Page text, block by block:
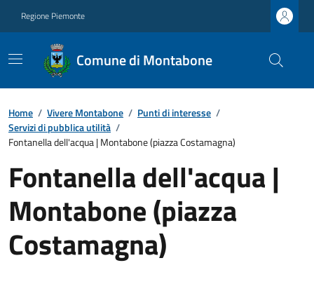
Regione Piemonte
Comune di Montabone
Home / Vivere Montabone / Punti di interesse /
Servizi di pubblica utilità /
Fontanella dell'acqua | Montabone (piazza Costamagna)
Fontanella dell'acqua |
Montabone (piazza
Costamagna)